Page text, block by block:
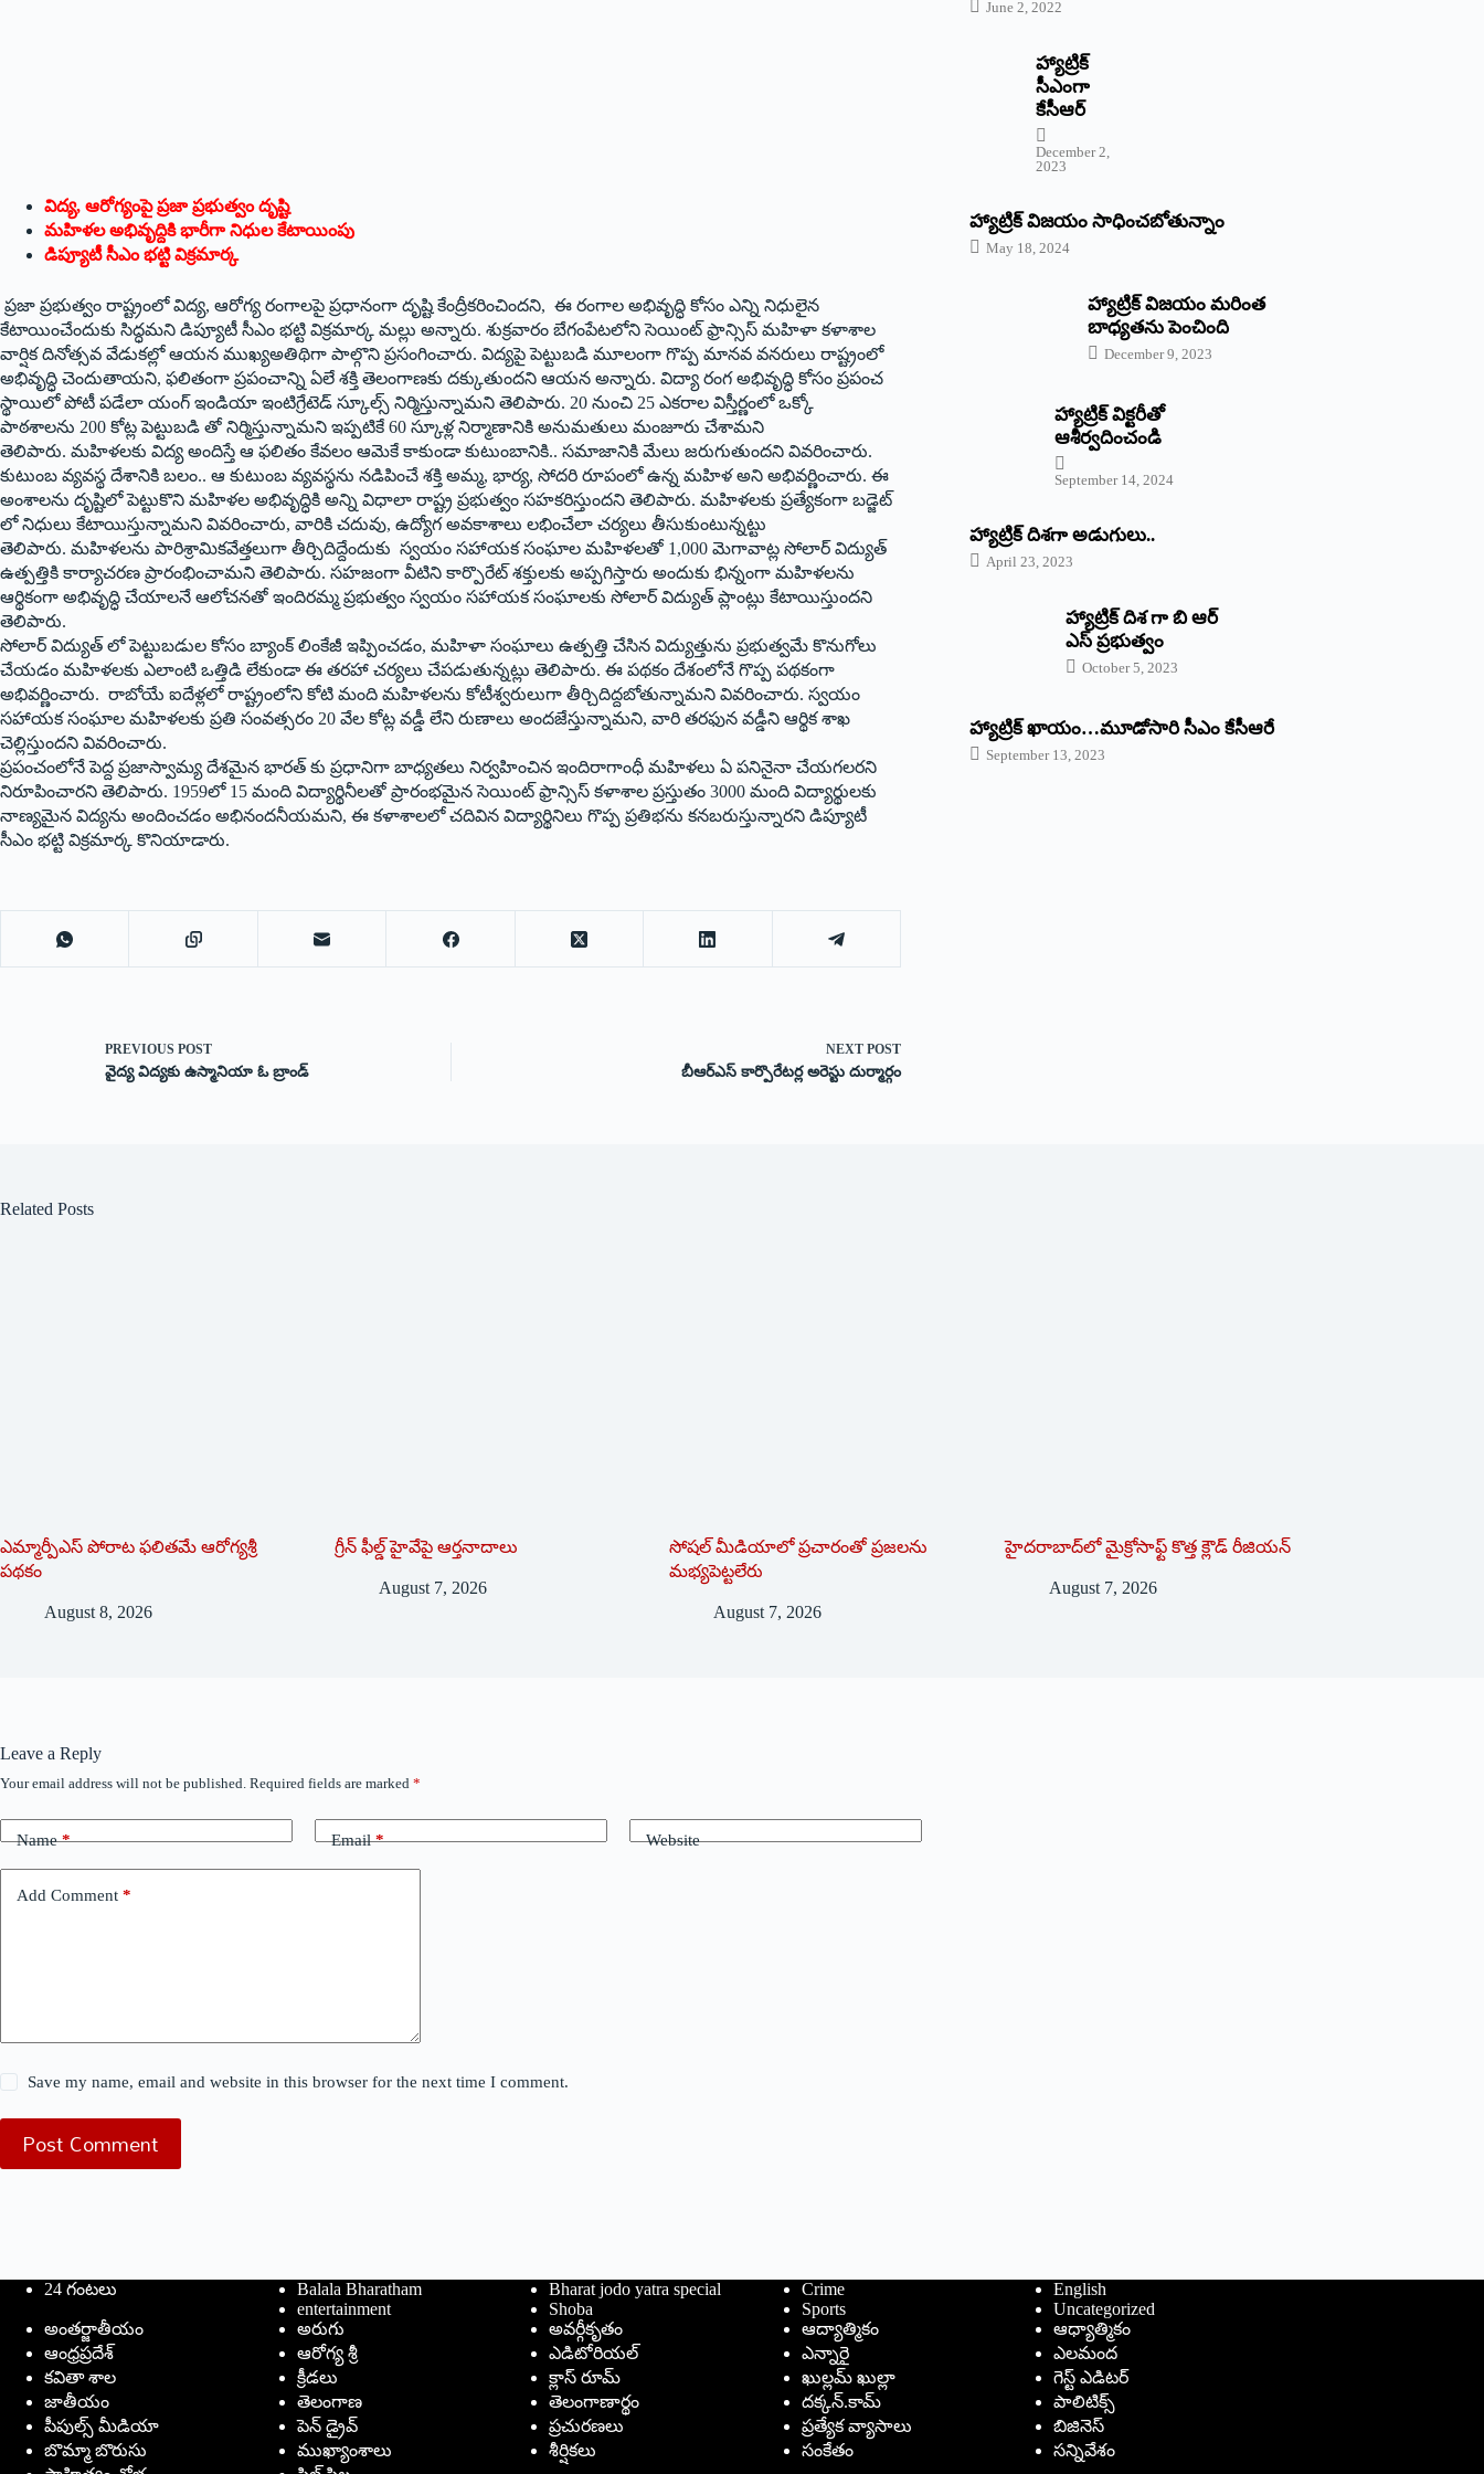
విద్య, ఆరోగ్యంపై ప్రజా ప్రభుత్వం దృష్టి
మహిళల అభివృద్దికి భారీగా నిధుల కేటాయింపు
డిప్యూటీ సీఎం భట్టి విక్రమార్క
ప్రజా ప్రభుత్వం రాష్ట్రంలో విద్య, ఆరోగ్య రంగాలపై ప్రధానంగా దృష్టి కేంద్రీకరించింద‌ని, ఈ రంగాల అభివృద్ధి కోసం ఎన్ని నిధులైన
కేటాయించేందుకు సిద్ధమ‌ని డిప్యూటీ సీఎం భట్టి విక్రమార్క మల్లు అన్నారు. శుక్రవారం బేగంపేటలోని సెయింట్ ఫ్రాన్సిస్ మహిళా కళాశాల
వార్షిక దినోత్సవ వేడుకల్లో ఆయ‌న‌ ముఖ్యఅతిథిగా పాల్గొని ప్రసంగించారు. విద్యపై పెట్టుబడి మూలంగా గొప్ప మానవ వనరులు రాష్ట్రంలో
అభివృద్ధి చెందుతాయని, ఫలితంగా ప్రపంచాన్ని ఏలే శక్తి తెలంగాణకు దక్కుతుందని ఆయన అన్నారు. విద్యా రంగ అభివృద్ధి కోసం ప్రపంచ
స్థాయిలో పోటీ పడేలా యంగ్ ఇండియా ఇంటిగ్రేటెడ్ స్కూల్స్ నిర్మిస్తున్నామని తెలిపారు. 20 నుంచి 25 ఎకరాల విస్తీర్ణంలో ఒక్కో
పాఠశాలను 200 కోట్ల పెట్టుబడి తో నిర్మిస్తున్నామని ఇప్పటికే60 స్కూళ్ల నిర్మాణానికి అనుమతులు మంజూరు చేశామని
తెలిపారు. మహిళలకు విద్య అందిస్తే ఆ ఫలితం కేవలం ఆమెకే కాకుండా కుటుంబానికి.. సమాజానికి మేలు జరుగుతుందని వివరించారు.
కుటుంబ వ్యవస్థ దేశానికి బలం.. ఆ కుటుంబ వ్యవస్థను నడిపించే శక్తి అమ్మ, భార్య, సోదరి రూపంలో ఉన్న మహిళ అని అభివర్ణించారు. ఈ
అంశాలను దృష్టిలో పెట్టుకొని మహిళల అభివృద్ధికి అన్ని విధాలా రాష్ట్ర ప్రభుత్వం సహకరిస్తుంద‌ని తెలిపారు. మహిళలకు ప్రత్యేకంగా బడ్జెట్
లో నిధులు కేటాయిస్తున్నామని వివరించారు, వారికి చదువు, ఉద్యోగ అవకాశాలు లభించేలా చర్యలు తీసుకుంటున్నట్టు
తెలిపారు. మహిళలను పారిశ్రామికవేత్తలుగా తీర్చిదిద్దేందుకు స్వయం సహాయక సంఘాల మహిళలతో 1,000 మెగావాట్ల సోలార్ విద్యుత్‌
ఉత్పత్తికి కార్యాచరణ ప్రారంభించామని తెలిపారు. సహజంగా వీటిని కార్పొరేట్ శక్తులకు అప్పగిస్తారు అందుకు భిన్నంగా మహిళలను
ఆర్థికంగా అభివృద్ధి చేయాలనే ఆలోచనతో ఇందిరమ్మ ప్రభుత్వం స్వయం సహాయక సంఘాలకు సోలార్ విద్యుత్ ప్లాంట్లు కేటాయిస్తుందని
తెలిపారు.
సోలార్ విద్యుత్ లో పెట్టుబడుల కోసం బ్యాంక్ లింకేజీ ఇప్పించడం, మహిళా సంఘాలు ఉత్పత్తి చేసిన విద్యుత్తును ప్రభుత్వమే కొనుగోలు
చేయడం మహిళలకు ఎలాంటి ఒత్తిడి లేకుండా ఈ తరహా చర్యలు చేపడుతున్నట్లు తెలిపారు. ఈ పథకం దేశంలోనే గొప్ప పథకంగా
అభివర్ణించారు. రాబోయే ఐదేళ్లలో రాష్ట్రంలోని కోటి మంది మహిళలను కోటీశ్వరులుగా తీర్చిదిద్దబోతున్నామని వివరించారు. స్వయం
సహాయక సంఘాల మహిళలకు ప్రతి సంవత్సరం 20 వేల కోట్ల వడ్డీ లేని రుణాలు అందజేస్తున్నామని, వారి తరఫున వడ్డీని ఆర్థిక శాఖ
చెల్లిస్తుందని వివరించారు.
ప్రపంచంలోనే పెద్ద ప్రజాస్వామ్య దేశమైన భారత్ కు ప్రధానిగా బాధ్యతలు నిర్వహించిన ఇందిరాగాంధీ మహిళలు ఏ పనినైనా చేయగలరని
నిరూపించారని తెలిపారు. 1959లో 15 మంది విద్యార్థినీలతో ప్రారంభమైన సెయింట్ ఫ్రాన్సిస్ కళాశాల ప్రస్తుతం 3000 మంది విద్యార్థులకు
నాణ్యమైన విద్యను అందించడం అభినందనీయమని, ఈ కళాశాలలో చదివిన విద్యార్థినిలు గొప్ప ప్రతిభను కనబరుస్తున్నారని డిప్యూటీ
సీఎం భ‌ట్టి విక్ర‌మార్క కొనియాడారు.
PREVIOUS POST
వైద్య విద్యకు ఉస్మానియా ఓ బ్రాండ్‌
NEXTPOST
బీఆర్‌ఎస్‌ ‌కార్పొరేటర్ల అరెస్టు దుర్మార్గం
June 2, 2022
హ్యాట్రిక్‌
‌సీఎంగా
కేసీఆర్‌
December 2,
2023
హ్యాట్రిక్‌ విజయం సాధించబోతున్నాం
May 18, 2024
హ్యాట్రిక్ విజయం మరింత
బాధ్యతను పెంచింది
December 9, 2023
హ్యాట్రిక్‌ ‌విక్టరీతో
ఆశీర్వదించండి
September 14, 2024
‌హ్యాట్రిక్‌ ‌దిశగా అడుగులు..
April 23, 2023
హ్యాట్రిక్ దిశ గా బి ఆర్
ఎస్ ప్రభుత్వం
October 5, 2023
హ్యాట్రిక్‌ ‌ఖాయం…మూడోసారి సీఎం కేసీఆరే
September 13, 2023
Related Posts
ఎమ్మార్పీఎస్ పోరాట ఫలితమే ఆరోగ్యశ్రీ
పథకం
August 8, 2026
గ్రీన్ ఫీల్డ్ హైవేపై ఆర్తనాదాలు
August 7, 2026
సోషల్‌ ‌మీడియాలో ప్రచారంతో ప్రజలను
మభ్యపెట్టలేరు
August 7, 2026
హైదరాబాద్‌లో మైక్రోసాఫ్ట్ ‌కొత్త క్లౌడ్‌ ‌రీజియన్‌
August 7, 2026
Leave a Reply
Your email address will not be published. Required fields are marked *
Name* Email* Website
Add Comment *
Save my name, email and website in this browser for the next time I comment.
Post Comment
24 గంటలు Balala Bharatham Bharat jodo yatra special Crime
English
entertainment
Shoba Sports
Uncategorized
అంతర్జాతీయం
అరుగు అవర్గీకృతం ఆద్యాత్మికం
ఆధ్యాత్మికం
ఆంధ్రప్రదేశ్
ఆరోగ్య శ్రీ ఎడిటోరియల్ ఎన్నారై
ఎలమంద
కవితా శాల
క్రీడలు క్లాస్ రూమ్ ఖుల్లమ్ ఖుల్లా
గెస్ట్ ఎడిటర్
జాతీయం
తెలంగాణ తెలంగాణార్థం దక్కన్.కామ్
పాలిటిక్స్
పీపుల్స్ ‌మీడియా
పెన్ డ్రైవ్ ప్రచురణలు ప్రత్యేక వ్యాసాలు
బిజినెస్
బొమ్మా బొరుసు
ముఖ్యాంశాలు శీర్షికలు సంకేతం
సన్నివేశం